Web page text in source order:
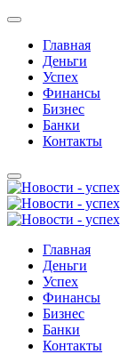
Главная
Деньги
Успех
Финансы
Бизнес
Банки
Контакты
Главная
Деньги
Успех
Финансы
Бизнес
Банки
Контакты